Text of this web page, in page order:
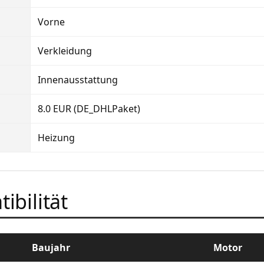
Vorne
Verkleidung
Innenausstattung
8.0 EUR (DE_DHLPaket)
Heizung
Baujahr Motor